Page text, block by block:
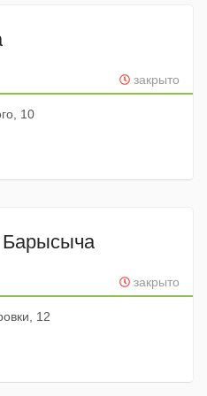
закрыто
10
Барысыча
закрыто
12